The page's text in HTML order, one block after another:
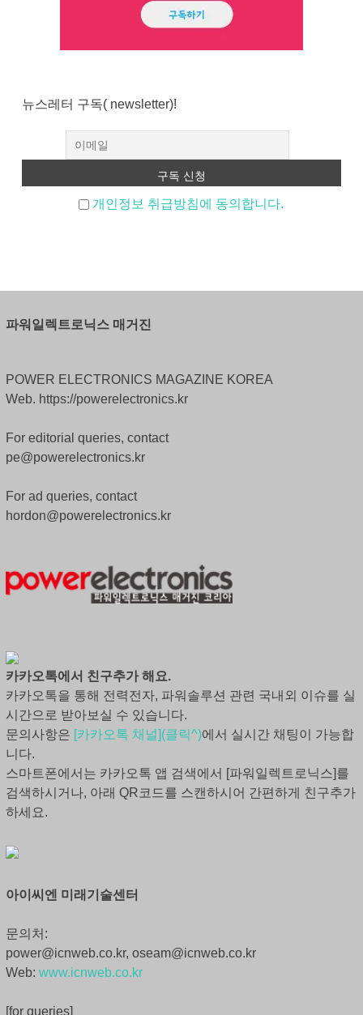
뉴스레터 구독( newsletter)!
개인정보 취급방침에 동의합니다.
파워일렉트로닉스 매거진
POWER ELECTRONICS MAGAZINE KOREA
Web. https://powerelectronics.kr
For editorial queries, contact
pe@powerelectronics.kr
For ad queries, contact
hordon@powerelectronics.kr
카카오톡에서 친구추가 해요.
카카오톡을 통해 전력전자, 파워솔루션 관련 국내외 이슈를 실
시간으로 받아보실 수 있습니다.
문의사항은 [카카오톡 채널](클릭^)에서 실시간 채팅이 가능합
니다.
스마트폰에서는 카카오톡 앱 검색에서 [파워일렉트로닉스]를
검색하시거나, 아래 QR코드를 스캔하시어 간편하게 친구추가
하세요.
아이씨엔 미래기술센터
문의처:
power@icnweb.co.kr, oseam@icnweb.co.kr
Web: www.icnweb.co.kr
[for queries]